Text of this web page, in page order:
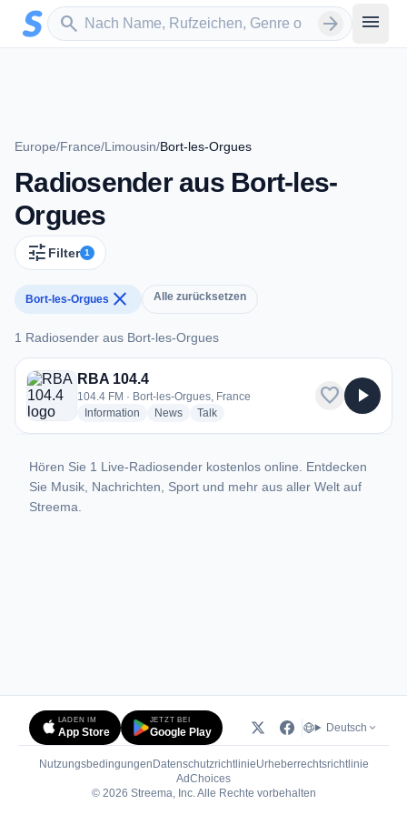
Zum Hauptinhalt springen
search
Sender suchen arrow_forward menu
Europe/France/Limousin/Bort-les-Orgues
Radiosender aus Bort-les-
Orgues
tune Filter 1
Bort-les-Orgues close Alle zurücksetzen
1 Radiosender aus Bort-les-Orgues
1 Radiosender aus Bort-les-Orgues
RBA 104.4
104.4 FM · Bort-les-Orgues, France
Information radio stations
Newsradio stations
Talkradio stations
favorite play_arrow
Hören Sie 1 Live-Radiosender kostenlos online. Entdecken
Sie Musik, Nachrichten, Sport und mehr aus aller Welt auf
Streema.
LADEN IM
App Store
JETZT BEI
Google Play Deutsch
Nutzungsbedingungen DatenschutzrichtlinieUrheberrechtsrichtlinie
AdChoices(öffnet in neuem Tab)
© 2026 Streema, Inc. Alle Rechte vorbehalten